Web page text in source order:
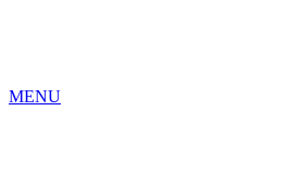
MENU